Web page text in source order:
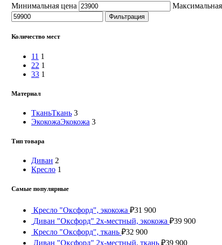
Минимальная цена
Фильтрация
Количество мест
11 1
22 1
33 1
Материал
ТканьТкань 3
ЭкокожаЭкокожа 3
Тип товара
Диван 2
Кресло 1
Самые популярные
Кресло "Оксфорд", экокожа ₽31 900
Диван "Оксфорд" 2х-местный, экокожа ₽39 900
Кресло "Оксфорд", ткань ₽32 900
Диван "Оксфорд" 2х-местный, ткань ₽39 900